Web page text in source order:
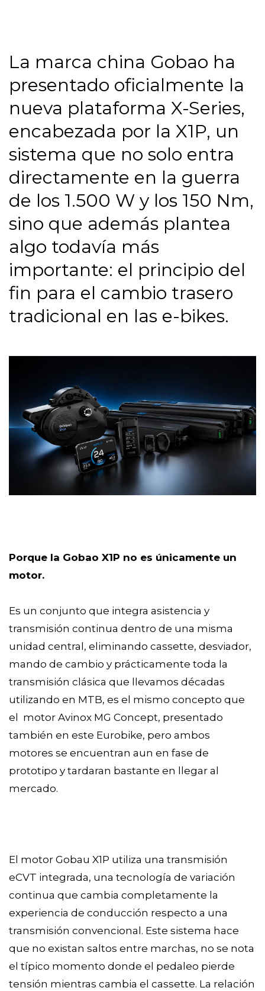
La marca china Gobao ha
presentado oficialmente la
nueva plataforma X-Series,
encabezada por la X1P, un
sistema que no solo entra
directamente en la guerra
de los 1.500 W y los 150 Nm,
sino que además plantea
algo todavía más
importante: el principio del
fin para el cambio trasero
tradicional en las e-bikes.
Porque la Gobao X1P no es únicamente un
motor.
Es un conjunto que integra asistencia y
transmisión continua dentro de una misma
unidad central, eliminando cassette, desviador,
mando de cambio y prácticamente toda la
transmisión clásica que llevamos décadas
utilizando en MTB, es el mismo concepto que
el motor Avinox MG Concept, presentado
también en este Eurobike, pero ambos
motores se encuentran aun en fase de
prototipo y tardaran bastante en llegar al
mercado.
El motor Gobau X1P utiliza una transmisión
eCVT integrada, una tecnología de variación
continua que cambia completamente la
experiencia de conducción respecto a una
transmisión convencional. Este sistema hace
que no existan saltos entre marchas, no se nota
el típico momento donde el pedaleo pierde
tensión mientras cambia el cassette. La relación